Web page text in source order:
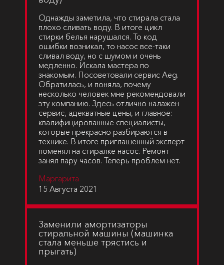
Однажды заметила, что стирала стала
плохо сливать воду. В итоге цикл
стирки белья нарушался. То код
ошибки возникал, то насос все-таки
сливал воду, но с шумом и очень
медленно. Искала мастера по
знакомым. Посоветовали сервис Aeg.
Обратилась, и поняла, почему
несколько человек мне рекомендовали
эту компанию. Здесь отлично налажен
сервис, адекватные цены, и главное:
квалифицированные специалисты,
которые прекрасно разбираются в
технике. В итоге приглашенный эксперт
поменял на стиралке насос. Ремонт
занял пару часов. Теперь проблем нет.
Маргарита
15 Августа 2021
Заменили амортизаторы
стиральной машины (машинка
стала меньше трястись и
прыгать)